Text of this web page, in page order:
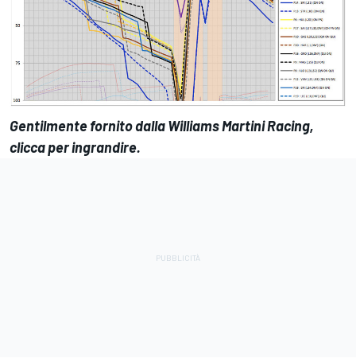
Gentilmente fornito dalla Williams Martini Racing,
clicca per ingrandire.